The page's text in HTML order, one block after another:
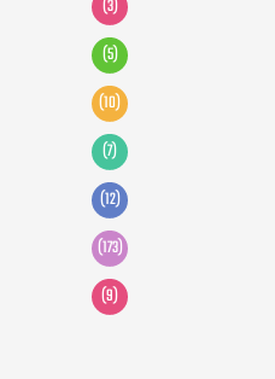
(3)
(5)
(10)
(7)
(12)
(173)
(9)